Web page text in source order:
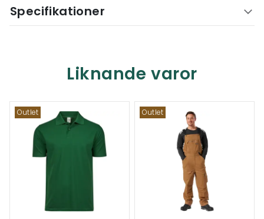
Specifikationer
Liknande varor
Outlet Outlet